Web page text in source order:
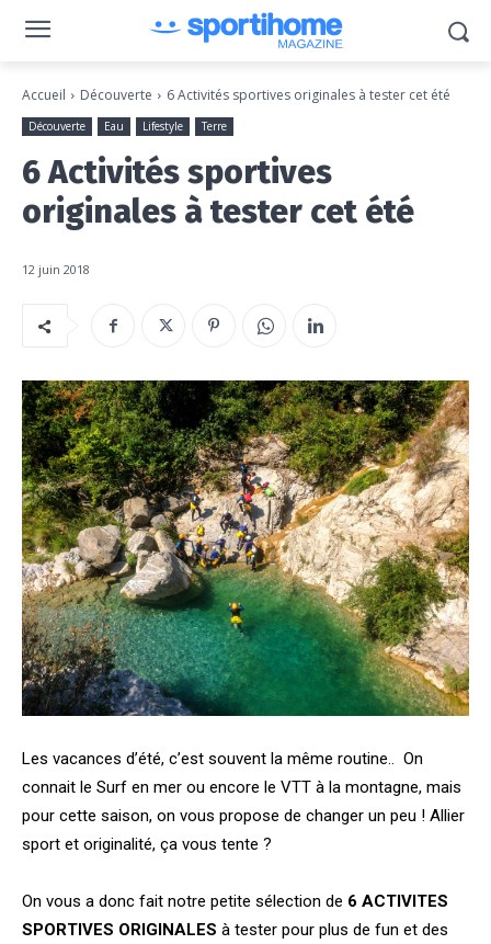
Accueil Découverte 6 Activités sportives originales à tester cet été
Découverte Eau Lifestyle Terre
6 Activités sportives
originales à tester cet été
12 juin 2018
Les vacances d’été, c’est souvent la même routine.. On
connait le Surf en mer ou encore le VTT à la montagne, mais
pour cette saison, on vous propose de changer un peu ! Allier
sport et originalité, ça vous tente ?
On vous a donc fait notre petite sélection de 6 ACTIVITES
SPORTIVES ORIGINALES à tester pour plus de fun et des